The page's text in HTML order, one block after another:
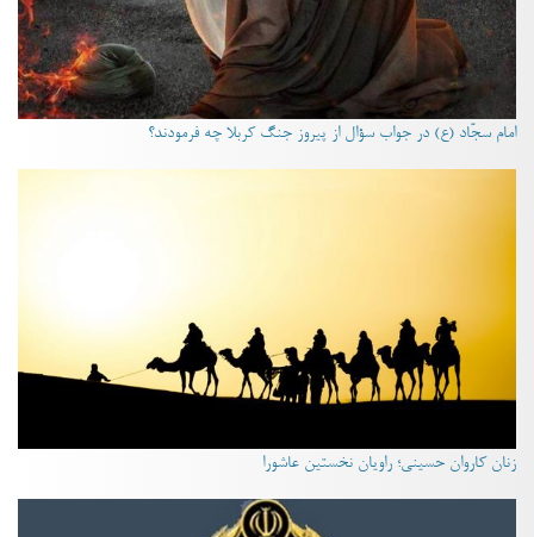
امام سجّاد (ع) در جواب سؤال از پیروز جنگ کربلا چه فرمودند؟
زنان کاروان حسینی؛ راویان نخستین عاشورا